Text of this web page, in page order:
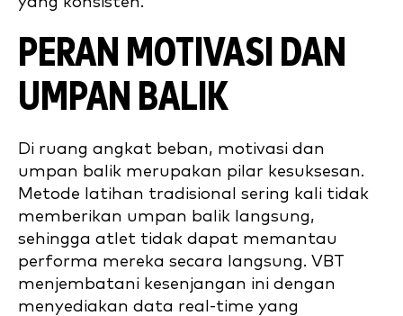
PERAN MOTIVASI DAN
UMPAN BALIK
Di ruang angkat beban, motivasi dan
umpan balik merupakan pilar kesuksesan.
Metode latihan tradisional sering kali tidak
memberikan umpan balik langsung,
sehingga atlet tidak dapat memantau
performa mereka secara langsung. VBT
menjembatani kesenjangan ini dengan
menyediakan data real-time yang